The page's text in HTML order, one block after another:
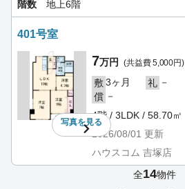
階数
地上6階
401号室
写真を見る
7万円 (共益費 5,000円)
敷3ヶ月 礼 －
償 －
4階 / 3LDK / 58.70㎡
2026/08/01 更新
ハウスコム 吉塚店
全14物件